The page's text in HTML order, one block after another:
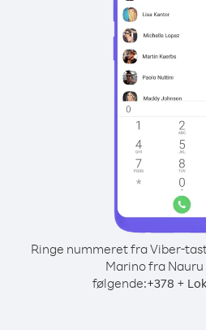
Ringe nummeret fra Viber-
Marino fra
følgende:+378 +